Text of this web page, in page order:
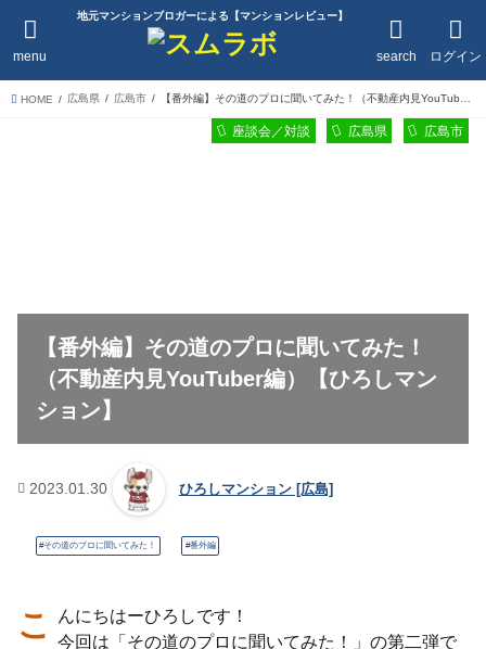
地元マンションブロガーによる【マンションレビュー】
ログイン
search
menu
HOME 広島県 広島市
【番外編】その道のプロに聞いてみた！
（不動産内見YouTuber編）【ひろしマン
ション】
広島市
広島県
座談会／対談
2023.01.30 ひろしマンション [広島]
その道のプロに聞いてみた！ 番外編
こんにちはーひろしです！
今回は「その道のプロに聞いてみた！」の第二弾で